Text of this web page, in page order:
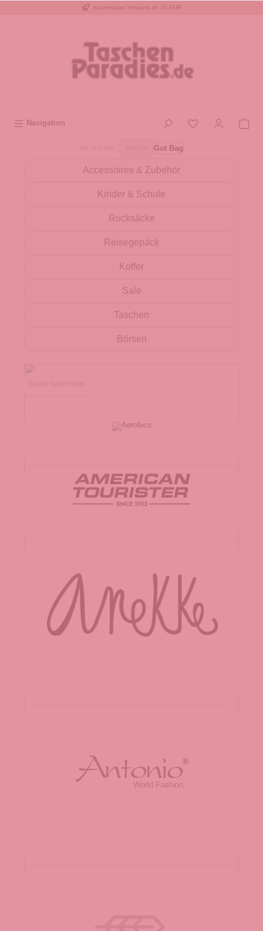
Kostenloser Versand ab 20 EUR
Navigation
Got Bag
Accessoires & Zubehör
Kinder & Schule
Rucksäcke
Reisegepäck
Koffer
Sale
Taschen
Börsen